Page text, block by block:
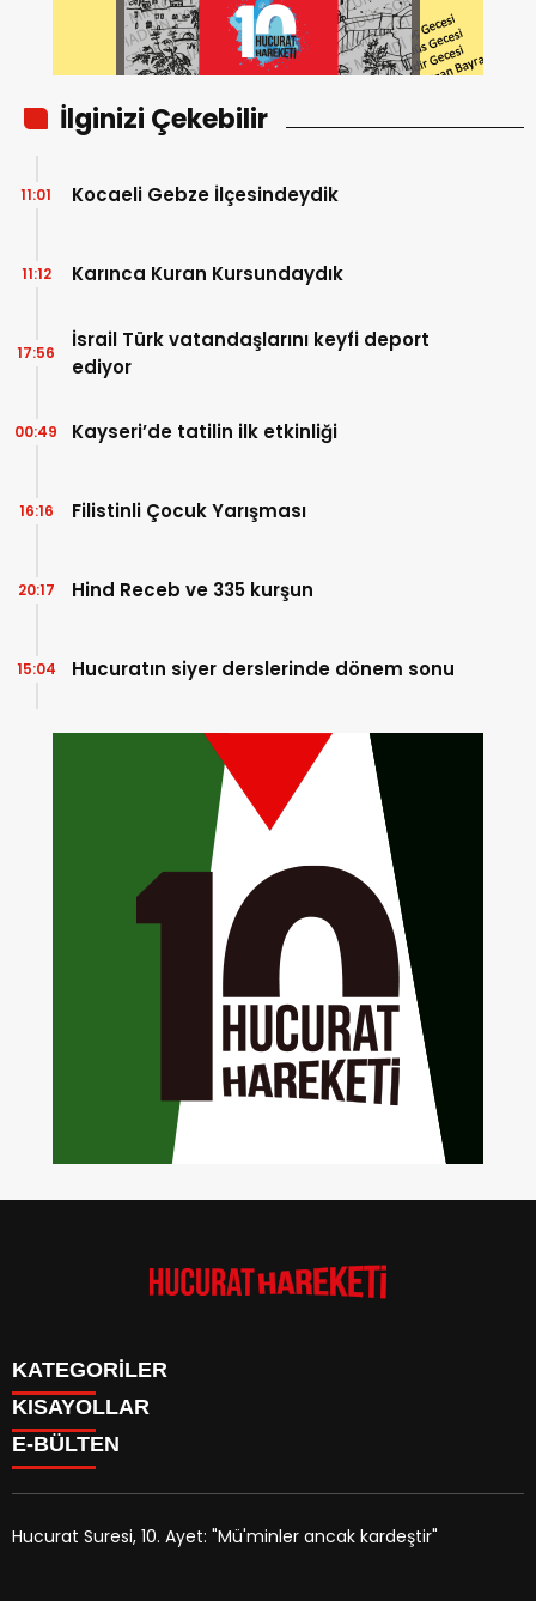
İlginizi Çekebilir
Kocaeli Gebze İlçesindeydik
11:01
Karınca Kuran Kursundaydık
11:12
İsrail Türk vatandaşlarını keyfi deport
ediyor
17:56
Kayseri’de tatilin ilk etkinliği
00:49
Filistinli Çocuk Yarışması
16:16
Hind Receb ve 335 kurşun
20:17
Hucuratın siyer derslerinde dönem sonu
15:04
KATEGORİLER
Anasayfa
Kudüs Çocuk Atölyesi
Röportaj
KISAYOLLAR
HAKKIMIZDA
İLETİŞİM
E-BÜLTEN
Hucurat Suresi, 10. Ayet: "Mü'minler ancak kardeştir"